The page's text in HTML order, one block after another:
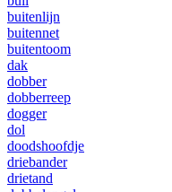
buitenlijn
buitennet
buitentoom
dak
dobber
dobberreep
dogger
dol
doodshoofdje
driebander
drietand